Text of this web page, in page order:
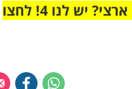
מחוברים רק לקבוצת ווטסאפ אחת מבית מוקד תהילים ארצי? יש לנו 4! לחצו